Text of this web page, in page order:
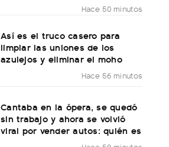
Hace 50 minutos
Así es el truco casero para
limpiar las uniones de los
azulejos y eliminar el moho
Hace 56 minutos
Cantaba en la ópera, se quedó
sin trabajo y ahora se volvió
viral por vender autos: quién es